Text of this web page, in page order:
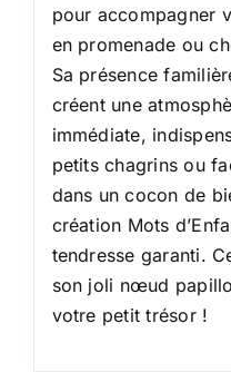
pour accompagner
en promenade ou
Sa présence
créent une
immédiate,
petits chagrins ou
dans un cocon de
création Mots
tendresse garanti.
son joli nœud
votre petit trésor !